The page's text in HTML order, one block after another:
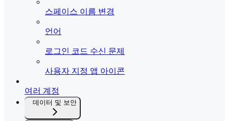
스페이스 이름 변경
언어
로그인 코드 수신 문제
사용자 지정 앱 아이콘
여러 계정
데이터 및 보안